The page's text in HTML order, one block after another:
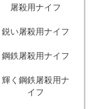
屠殺用ナイフ
鋭い屠殺用ナイフ
鋼鉄屠殺用ナイフ
輝く鋼鉄屠殺用ナ
イフ